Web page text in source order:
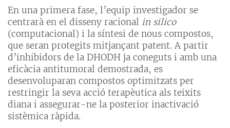
En una primera fase, l’equip investigador se
centrarà en el disseny racional in silico
(computacional) i la síntesi de nous compostos,
que seran protegits mitjançant patent. A partir
d’inhibidors de la DHODH ja coneguts i amb una
eficàcia antitumoral demostrada, es
desenvoluparan compostos optimitzats per
restringir la seva acció terapèutica als teixits
diana i assegurar-ne la posterior inactivació
sistèmica ràpida.